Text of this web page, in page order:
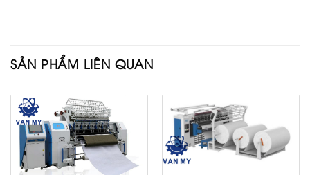
SẢN PHẨM LIÊN QUAN